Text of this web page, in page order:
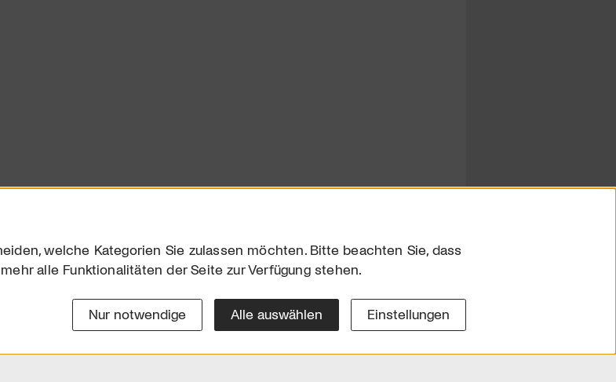
Downloads
Impressum
welche Kategorien Sie zulassen möchten. Bitte beachten Sie, dass
alle Funktionalitäten der Seite zur Verfügung stehen.
Nur notwendige Alle auswählen Einstellungen